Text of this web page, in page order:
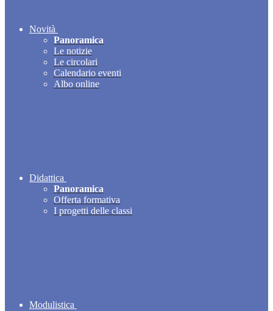
Novità
Panoramica
Le notizie
Le circolari
Calendario eventi
Albo online
Didattica
Panoramica
Offerta formativa
I progetti delle classi
Modulistica